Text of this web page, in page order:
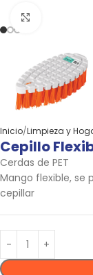
Inicio Limpieza y
Cepillo
Cerdas de PET
Mango flexible, se
cepillar